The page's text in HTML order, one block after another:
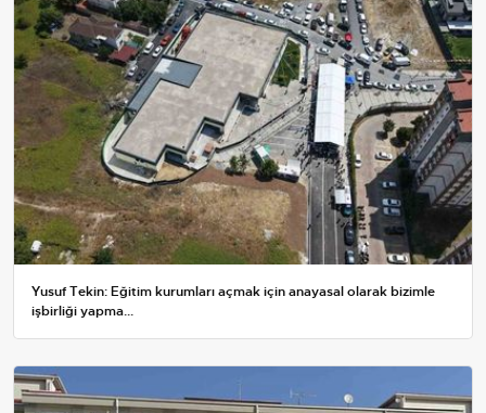
Yusuf Tekin: Eğitim kurumları açmak için anayasal olarak bizimle
işbirliği yapma...